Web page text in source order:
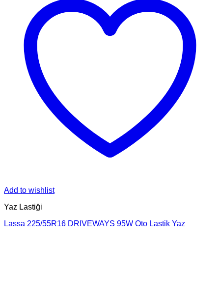
Add to wishlist
Yaz Lastiği
Lassa 225/55R16 DRIVEWAYS 95W Oto Lastik Yaz